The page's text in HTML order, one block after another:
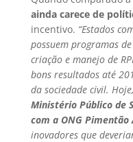
ainda carece de
incentivo. “Estados
possuem programas
criação e manejo de
bons resultados até
da sociedade civil. Hoje,
Ministério Público de
com a ONG Pimentão
inovadores que